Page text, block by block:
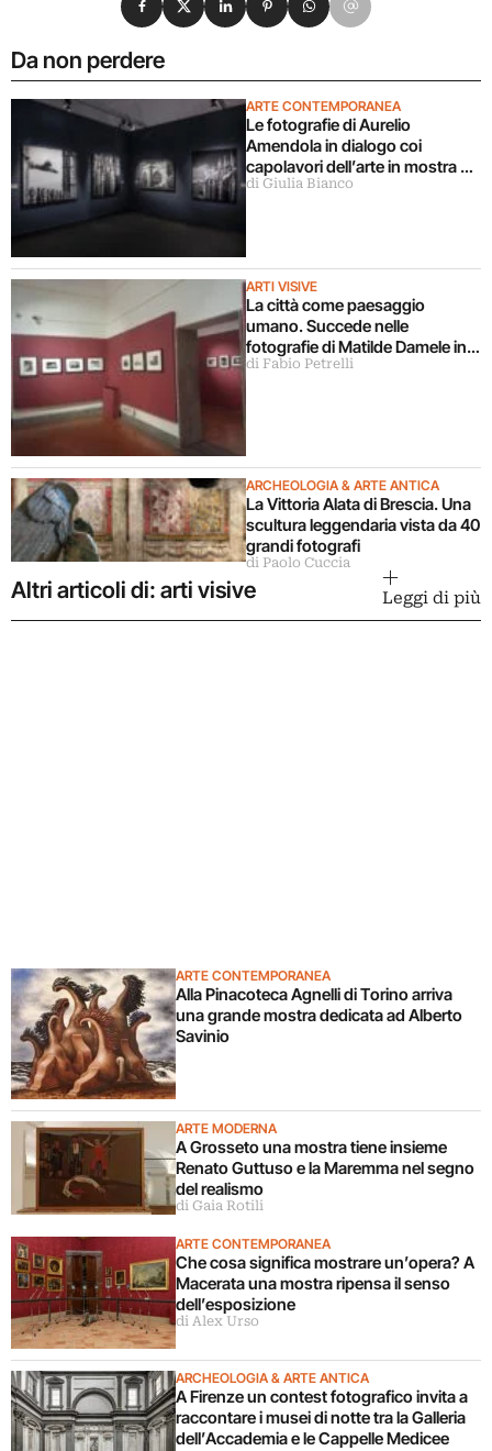
Da non perdere
ARTE CONTEMPORANEA
Le fotografie di Aurelio
Amendola in dialogo coi
capolavori dell’arte in mostra a
Milano
di Giulia Bianco
ARTI VISIVE
La città come paesaggio
umano. Succede nelle
fotografie di Matilde Damele in
mostra a Roma
di Fabio Petrelli
ARCHEOLOGIA & ARTE ANTICA
La Vittoria Alata di Brescia. Una
scultura leggendaria vista da 40
grandi fotografi
di Paolo Cuccia
Altri articoli di: arti visive Leggi di più
ARTE CONTEMPORANEA
Alla Pinacoteca Agnelli di Torino arriva
una grande mostra dedicata ad Alberto
Savinio
ARTE MODERNA
A Grosseto una mostra tiene insieme
Renato Guttuso e la Maremma nel segno
del realismo
di Gaia Rotili
ARTE CONTEMPORANEA
Che cosa significa mostrare un’opera? A
Macerata una mostra ripensa il senso
dell’esposizione
di Alex Urso
ARCHEOLOGIA & ARTE ANTICA
A Firenze un contest fotografico invita a
raccontare i musei di notte tra la Galleria
dell’Accademia e le Cappelle Medicee